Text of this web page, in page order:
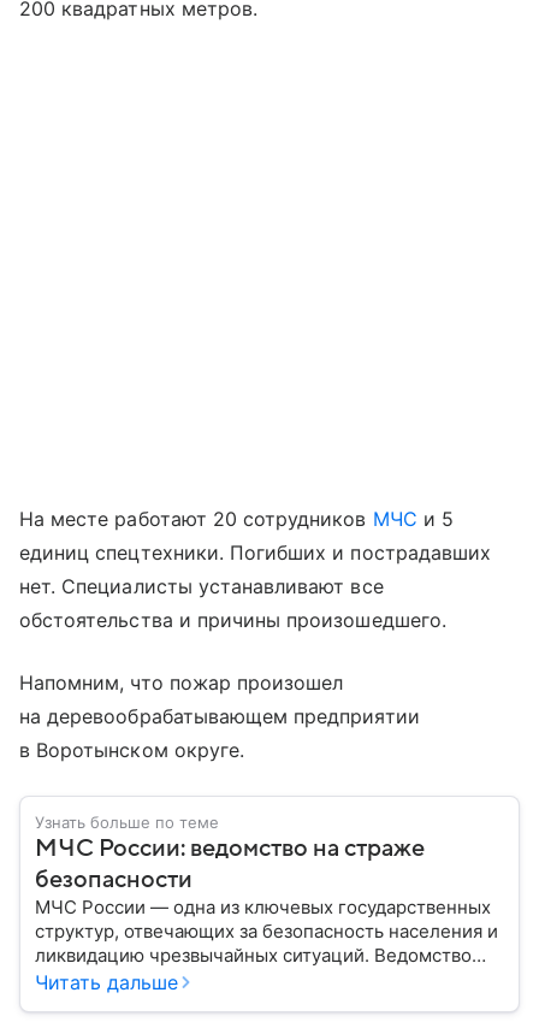
200 квадратных метров.
На месте работают 20 сотрудников МЧС и 5
единиц спецтехники. Погибших и пострадавших
нет. Специалисты устанавливают все
обстоятельства и причины произошедшего.
Напомним, что пожар произошел
на деревообрабатывающем предприятии
в Воротынском округе.
Узнать больше по теме
МЧС России: ведомство на страже
безопасности
МЧС России — одна из ключевых государственных
структур, отвечающих за безопасность населения и
ликвидацию чрезвычайных ситуаций. Ведомство
играет важную роль в защите граждан от
Читать дальше